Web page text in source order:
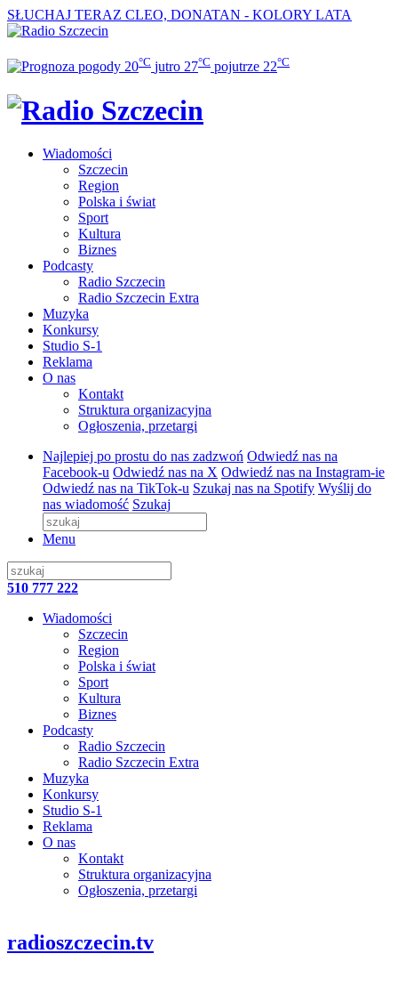
SŁUCHAJ TERAZ CLEO, DONATAN - KOLORY LATA
20°C jutro 27°C pojutrze 22°C
Wiadomości
Szczecin
Region
Polska i świat
Sport
Kultura
Biznes
Podcasty
Radio Szczecin
Radio Szczecin Extra
Muzyka
Konkursy
Studio S-1
Reklama
O nas
Kontakt
Struktura organizacyjna
Ogłoszenia, przetargi
Najlepiej po prostu do nas zadzwoń Odwiedź nas na
Facebook-u Odwiedź nas na X Odwiedź nas na Instagram-ie
Odwiedź nas na TikTok-u Szukaj nas na Spotify Wyślij do
nas wiadomość Szukaj
Menu
510 777 222
Wiadomości
Szczecin
Region
Polska i świat
Sport
Kultura
Biznes
Podcasty
Radio Szczecin
Radio Szczecin Extra
Muzyka
Konkursy
Studio S-1
Reklama
O nas
Kontakt
Struktura organizacyjna
Ogłoszenia, przetargi
radioszczecin.tv